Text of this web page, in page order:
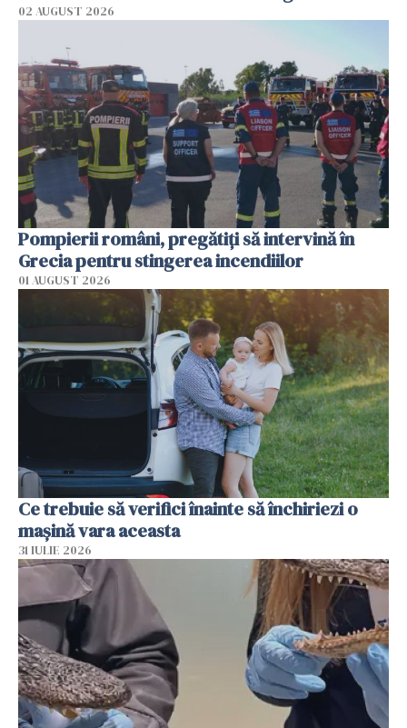
02 AUGUST 2026
Pompierii români, pregătiţi să intervină în
Grecia pentru stingerea incendiilor
01 AUGUST 2026
Ce trebuie să verifici înainte să închiriezi o
mașină vara aceasta
31 IULIE 2026